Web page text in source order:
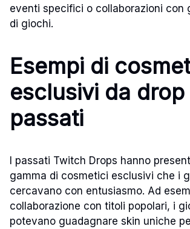
eventi specifici o collaborazioni con
di giochi.
Esempi di
esclusivi da drop
passati
I passati Twitch Drops hanno
gamma di cosmetici esclusivi che i
cercavano con entusiasmo. Ad
collaborazione con titoli popolari, i
potevano guadagnare skin uniche